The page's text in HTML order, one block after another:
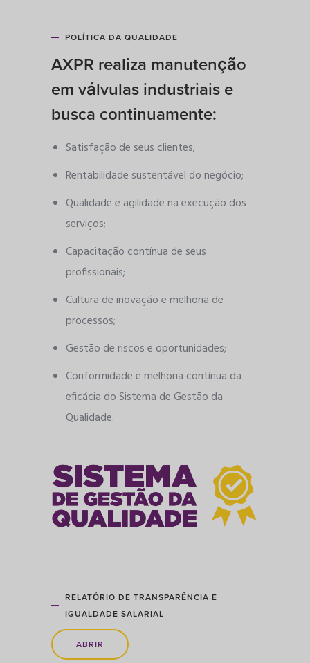
POLÍTICA DA QUALIDADE
AXPR realiza manutenção
em válvulas industriais e
busca continuamente:
Satisfação de seus clientes;
Rentabilidade sustentável do negócio;
Qualidade e agilidade na execução dos
serviços;
Capacitação contínua de seus
profissionais;
Cultura de inovação e melhoria de
processos;
Gestão de riscos e oportunidades;
Conformidade e melhoria contínua da
eficácia do Sistema de Gestão da
Qualidade.
RELATÓRIO DE TRANSPARÊNCIA E
IGUALDADE SALARIAL
ABRIR